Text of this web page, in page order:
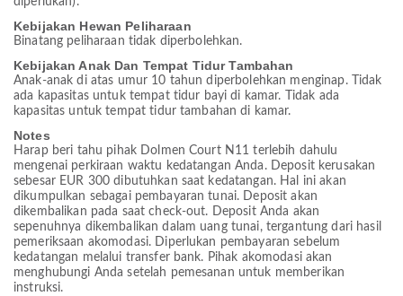
Kebijakan Hewan Peliharaan
Binatang peliharaan tidak diperbolehkan.
Kebijakan Anak Dan Tempat Tidur Tambahan
Anak-anak di atas umur 10 tahun diperbolehkan menginap. Tidak
ada kapasitas untuk tempat tidur bayi di kamar. Tidak ada
kapasitas untuk tempat tidur tambahan di kamar.
Notes
Harap beri tahu pihak Dolmen Court N11 terlebih dahulu
mengenai perkiraan waktu kedatangan Anda. Deposit kerusakan
sebesar EUR 300 dibutuhkan saat kedatangan. Hal ini akan
dikumpulkan sebagai pembayaran tunai. Deposit akan
dikembalikan pada saat check-out. Deposit Anda akan
sepenuhnya dikembalikan dalam uang tunai, tergantung dari hasil
pemeriksaan akomodasi. Diperlukan pembayaran sebelum
kedatangan melalui transfer bank. Pihak akomodasi akan
menghubungi Anda setelah pemesanan untuk memberikan
instruksi.